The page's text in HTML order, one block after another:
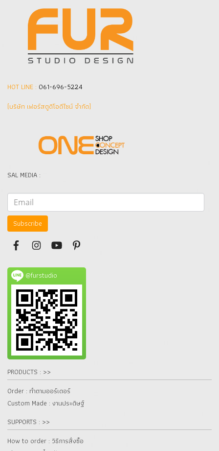
HOT LINE : 061-696-5224
(บริษัท เฟอร์สตูดิโอดีไซน์ จำกัด]
SAL MEDIA :
Subscribe
@furstudio
PRODUCTS : >>
Order : ทำตามออร์เดอร์
Custom Made : งานประดิษฐ์
SUPPORTS : >>
How to order : วิธีการสั่งซื้อ